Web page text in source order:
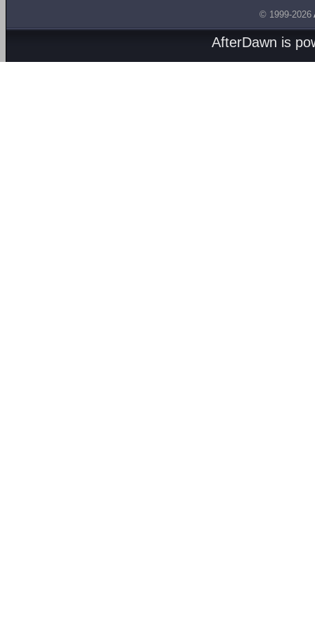
© 1999-2026
AfterDawn is